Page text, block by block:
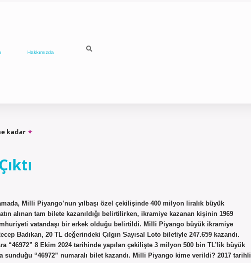
Hakkımızda
kadar
Milli Piyango’nun yılbaşı özel çekilişinde 400 milyon liralık büyük
alınan tam bilete kazanıldığı belirtilirken, ikramiye kazanan kişinin 1969
vatandaşı bir erkek olduğu belirtildi. Milli Piyango büyük ikramiye
Badıkan, 20 TL değerindeki Çılgın Sayısal Loto biletiyle 247.659 kazandı.
“46972” 8 Ekim 2024 tarihinde yapılan çekilişte 3 milyon 500 bin TL’lik büyük
sunduğu “46972” numaralı bilet kazandı. Milli Piyango kime verildi? 2017 tarihli